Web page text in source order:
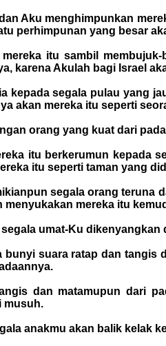
Aku menghimpunkan
perhimpunan yang besar
itu sambil
karena Akulah bagi Israel
segala pulau yang
akan mereka itu seperti
orang yang kuat dari
itu berkerumun kepada
itu seperti taman yang
segala orang teruna
mereka itu
umat-Ku
suara ratap dan
dan matamupun dari
musuh.
anakmu akan balik kelak